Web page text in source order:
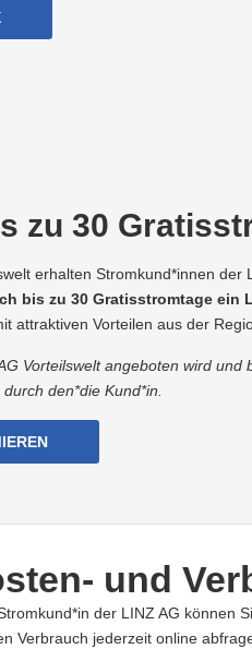
zu 30
erhalten Stromkund*innen
bis zu 30 Gratisstromtage ein
attraktiven Vorteilen aus der
Vorteilswelt angeboten wird
den*die Kund*in.
und
der LINZ AG können
Verbrauch jederzeit online